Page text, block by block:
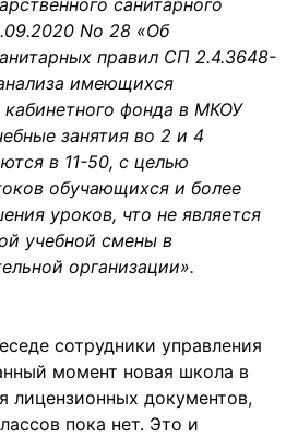
санитарного
No 28 «Об
правил СП 2.4.3648-
имеющихся
фонда в МКОУ
занятия во 2 и 4
в 11-50, с целью
обучающихся и более
уроков, что не является
учебной смены в
организации».
сотрудники управления
момент новая школа в
лицензионных документов,
пока нет. Это и